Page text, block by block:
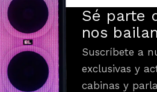
Sé parte
nos
Suscríbete a
exclusivas y
cabinas y